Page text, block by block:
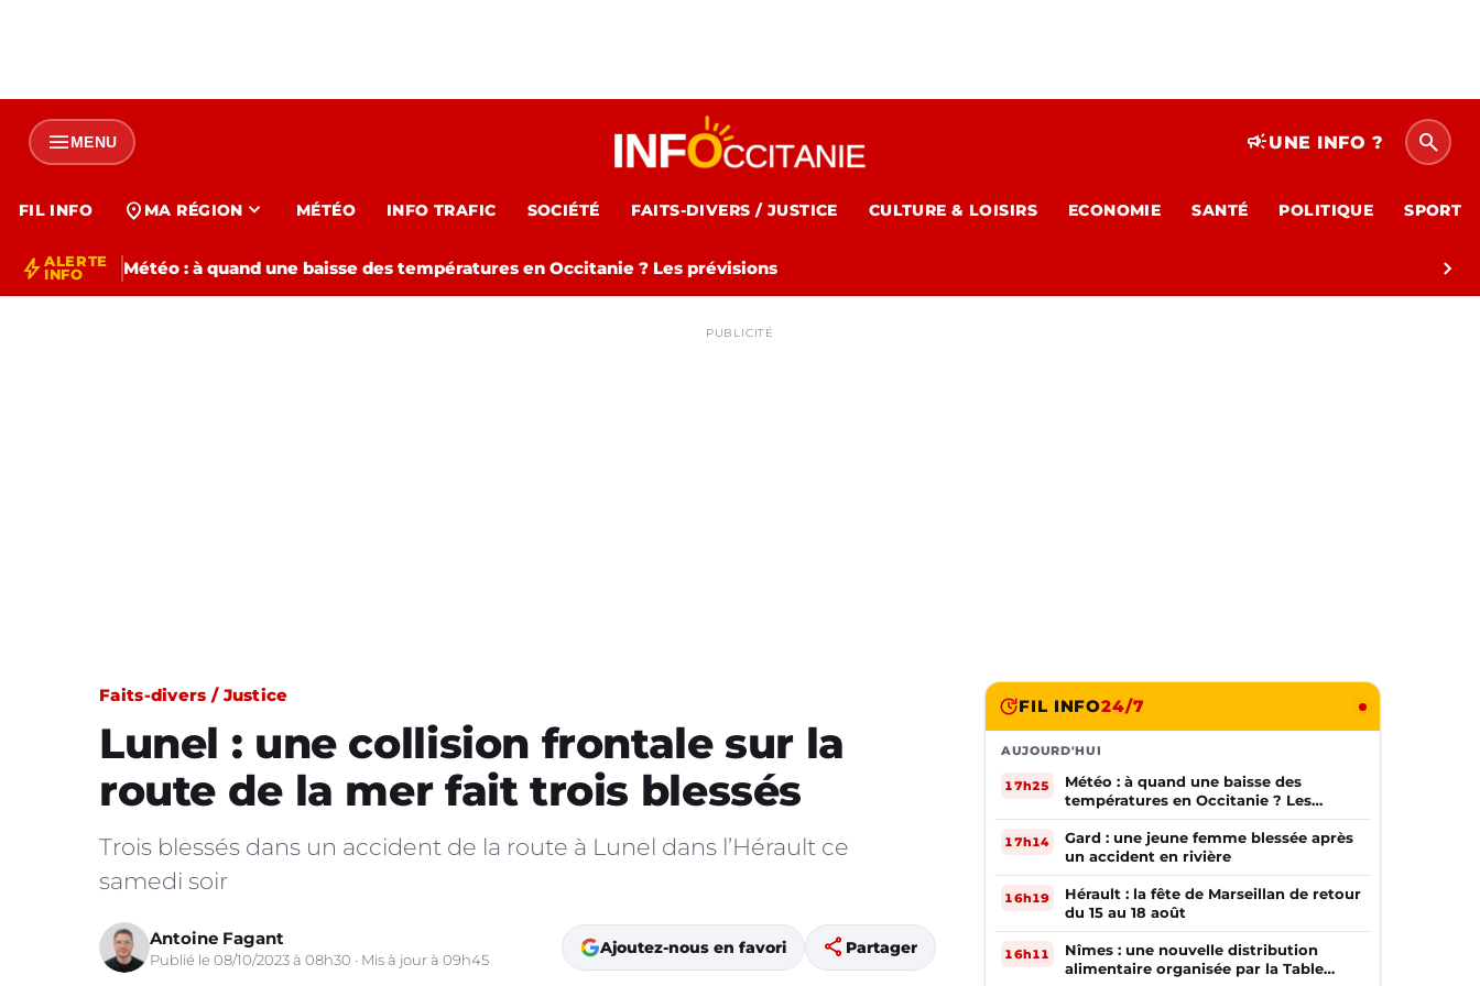
menuMENU campaignUNE INFO ? search
FIL INFO location_on MA RÉGION expand_more MÉTÉO INFO TRAFIC SOCIÉTÉ FAITS-DIVERS / JUSTICE CULTURE & LOISIRS ECONOMIE SANTÉ POLITIQUE SPORT
bolt ALERTE
INFO
Météo : à quand une baisse des températures en Occitanie ? Les prévisions chevron_right
PUBLICITÉ
Faits-divers / Justice
Lunel : une collision frontale sur la
route de la mer fait trois blessés
Trois blessés dans un accident de la route à Lunel dans l’Hérault ce
samedi soir
Antoine Fagant
Publié le 08/10/2023 à 08h30 · Mis à jour à 09h45
Ajoutez-nous en favori share Partager
FIL INFO24/7
AUJOURD'HUI
17h25
Météo : à quand une baisse des
températures en Occitanie ? Les
prévisions
17h14
Gard : une jeune femme blessée après
un accident en rivière
16h19
Hérault : la fête de Marseillan de retour
du 15 au 18 août
16h11
Nîmes : une nouvelle distribution
alimentaire organisée par la Table